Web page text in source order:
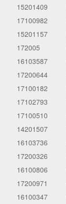
15201409
17100982
15201157
172005
16103587
17200644
17100182
17102793
17100510
14201507
16103736
17200326
16100806
17200971
16100347